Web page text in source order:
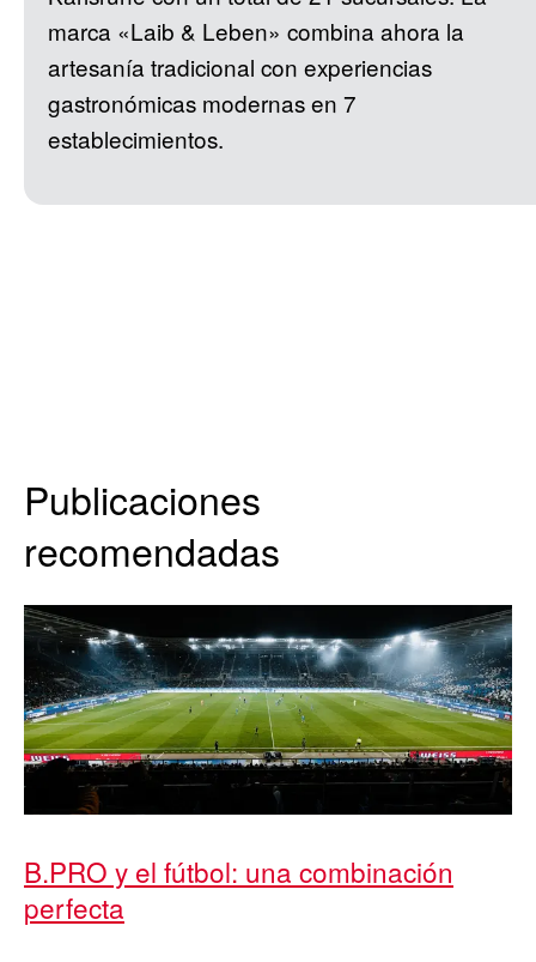
marca «Laib & Leben» combina ahora la
artesanía tradicional con experiencias
gastronómicas modernas en 7
establecimientos.
Publicaciones
recomendadas
B.PRO y el fútbol: una combinación
perfecta